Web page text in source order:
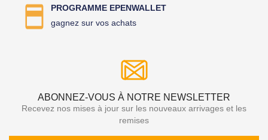
PROGRAMME EPENWALLET
gagnez sur vos achats
ABONNEZ-VOUS À NOTRE NEWSLETTER
Recevez nos mises à jour sur les nouveaux arrivages et les
remises